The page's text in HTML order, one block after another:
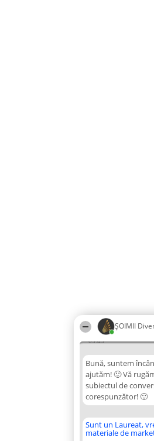
ŞOIMII
03:43
Bună, suntem
ajutăm! 🙂 Vă
subiectul de
corespunzător! 🙂
Sunt un Laureat,
materiale de